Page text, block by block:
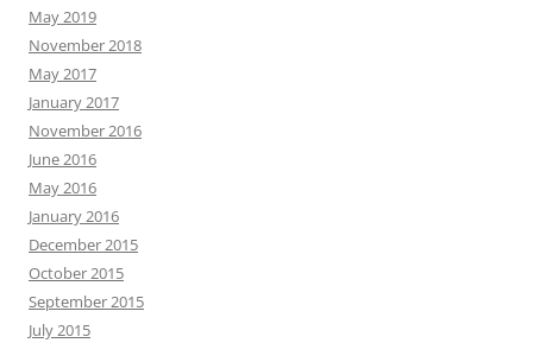
May 2019
November 2018
May 2017
January 2017
November 2016
June 2016
May 2016
January 2016
December 2015
October 2015
September 2015
July 2015